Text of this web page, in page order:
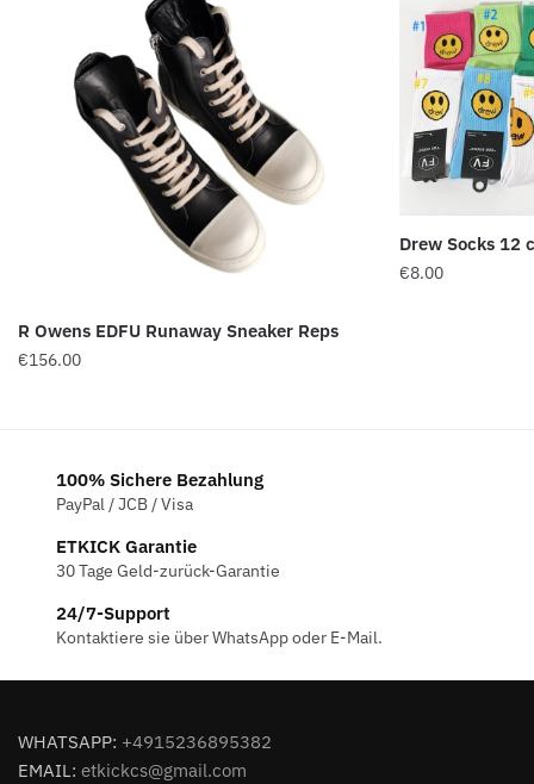
R Owens EDFU Runaway Sneaker Reps
€156.00
Drew Socks 12
€8.00
100% Sichere Bezahlung
PayPal / JCB / Visa
ETKICK Garantie
30 Tage Geld-zurück-Garantie
24/7-Support
Kontaktiere sie über WhatsApp oder E-Mail.
WHATSAPP: +4915236895382
EMAIL: etkickcs@gmail.com